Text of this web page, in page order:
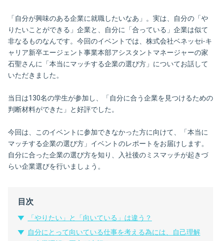
「自分が興味のある企業に就職したいなあ」。実は、自分の「や
りたいことができる」企業と、自分に「合っている」企業は似て
非なるものなんです。今回のイベントでは、株式会社ベネッセi-キ
ャリア新卒エージェント事業本部アシスタントマネージャーの家
石聖さんに「本当にマッチする企業の選び方」についてお話して
いただきました。
当日は130名の学生が参加し、「自分に合う企業を見つけるための
判断材料ができた」と好評でした。
今回は、このイベントに参加できなかった方に向けて、「本当に
マッチする企業の選び方」イベントのレポートをお届けします。
自分に合った企業の選び方を知り、入社後のミスマッチが起きづ
らい企業選びを行いましょう。
目次
「やりたい」と「向いている」は違う？
自分にとって向いている仕事を考える為には、自己理解